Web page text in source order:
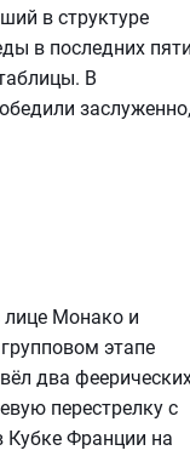
в структуре
в последних
В
заслуженно,
лице Монако и
этапе
два
перестрелку с
Кубке Франции на